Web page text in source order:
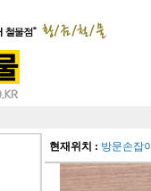
현재위치 : 방문손잡이